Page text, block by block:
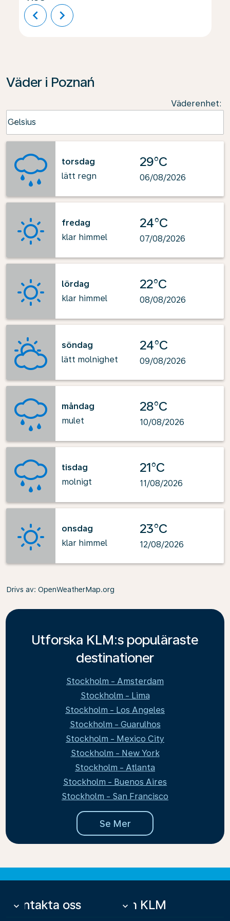
chevron_left chevron_right
Väder i Poznań
Väderenhet:
Celsius
keyboard_arrow_down
torsdag
lätt regn
29°C
06/08/2026
fredag
klar himmel
24°C
07/08/2026
lördag
klar himmel
22°C
08/08/2026
söndag
lätt molnighet
24°C
09/08/2026
måndag
mulet
28°C
10/08/2026
tisdag
molnigt
21°C
11/08/2026
onsdag
klar himmel
23°C
12/08/2026
Drivs av: OpenWeatherMap.org
Utforska KLM:s populäraste
destinationer
Stockholm - Amsterdam
Stockholm - Lima
Stockholm - Los Angeles
Stockholm - Guarulhos
Stockholm - Mexico City
Stockholm - New York
Stockholm - Atlanta
Stockholm - Buenos Aires
Stockholm - San Francisco
Se Mer
Kontakta oss
keyboard_arrow_down Om KLM
keyboard_arrow_down